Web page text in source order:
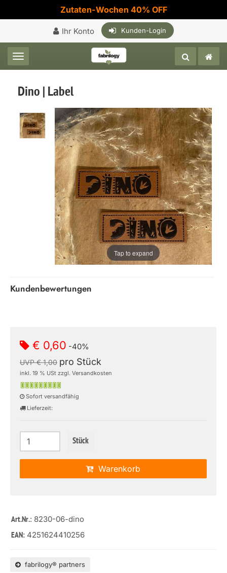
Zutaten-Wochen 40% OFF
Ihr Konto Kunden-Login
Toggle navigation
Dino | Label
Tap to expand
Kundenbewertungen
€ 0,60 -40%
UVP € 1,00 pro Stück
inkl. 19 % USt zzgl. Versandkosten
Sofort versandfähig
Lieferzeit:
Stück
Warenkorb
Art.Nr.: 8230-06-dino
EAN: 4251624410256
fabrilogy® partners